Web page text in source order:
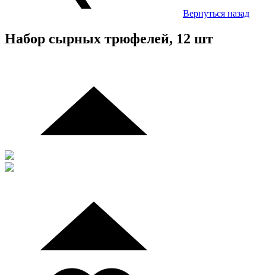
Вернуться назад
Набор сырных трюфелей, 12 шт